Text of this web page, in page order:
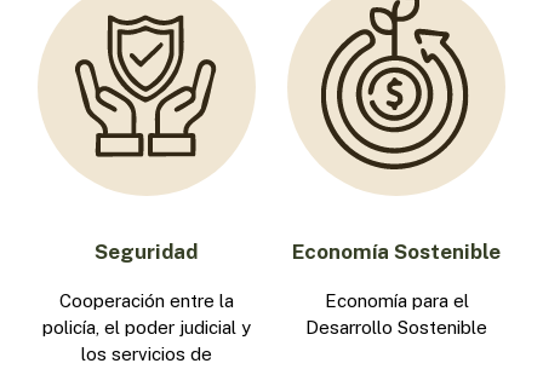
Seguridad
Cooperación entre la
policía, el poder judicial y
los servicios de
Economía Sostenible
Economía para el
Desarrollo Sostenible